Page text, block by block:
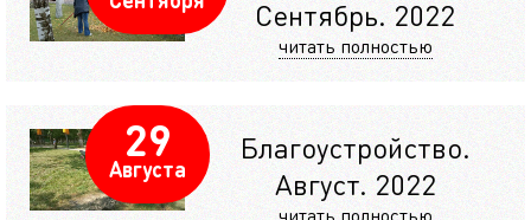
Сентябрь. 2022
читать полностью
29
Августа
Благоустройство.
Август. 2022
читать полностью